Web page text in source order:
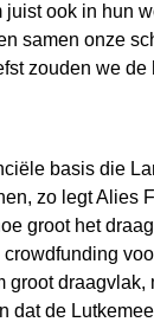
ook in hun
samen onze
zouden we
basis die
zo legt Alies
groot het
draagvlak,
de